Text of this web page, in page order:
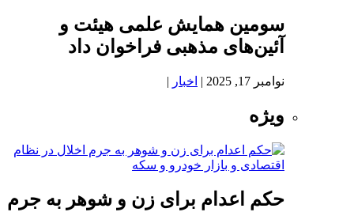
سومین همایش علمی هیئت و
آئین‌های مذهبی فراخوان داد
نوامبر 17, 2025 | اخبار |
ویژه
حکم اعدام برای زن و شوهر به جرم